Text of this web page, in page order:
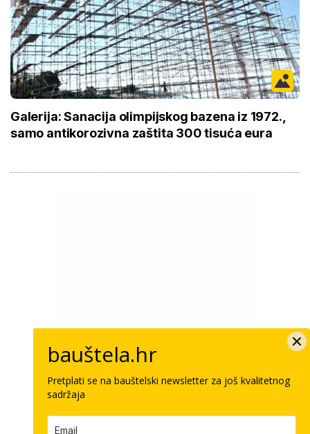
Galerija: Sanacija olimpijskog bazena iz 1972.,
samo antikorozivna zaštita 300 tisuća eura
bauštela.hr
Pretplati se na bauštelski newsletter za još kvalitetnog
sadržaja